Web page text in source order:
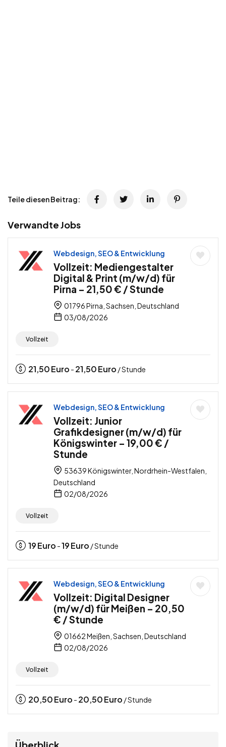
Teile diesen Beitrag:
Verwandte Jobs
Webdesign, SEO & Entwicklung
Vollzeit: Mediengestalter
Digital & Print (m/w/d) für
Pirna – 21,50 € / Stunde
01796 Pirna, Sachsen, Deutschland
03/08/2026
Vollzeit
21,50Euro - 21,50Euro / Stunde
Webdesign, SEO & Entwicklung
Vollzeit: Junior
Grafikdesigner (m/w/d) für
Königswinter – 19,00 € /
Stunde
53639 Königswinter, Nordrhein-Westfalen,
Deutschland
02/08/2026
Vollzeit
19Euro -19Euro / Stunde
Webdesign, SEO & Entwicklung
Vollzeit: Digital Designer
(m/w/d) für Meißen – 20,50
€ / Stunde
01662 Meißen, Sachsen, Deutschland
02/08/2026
Vollzeit
20,50Euro - 20,50Euro / Stunde